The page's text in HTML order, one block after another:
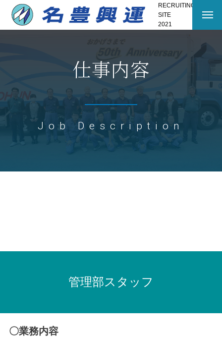
RECRUITING
SITE
2021
仕事内容
Job Description
管理部スタッフ
〇業務内容